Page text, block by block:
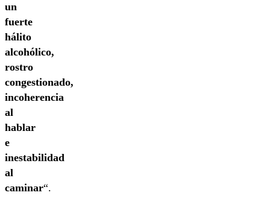
un
fuerte
hálito
alcohólico,
rostro
congestionado,
incoherencia
al
hablar
e
inestabilidad
al
caminar“.